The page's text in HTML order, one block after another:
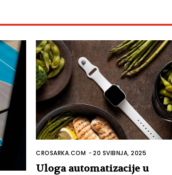
CROSARKA.COM -20 SVIBNJA, 2025
Uloga automatizacije u